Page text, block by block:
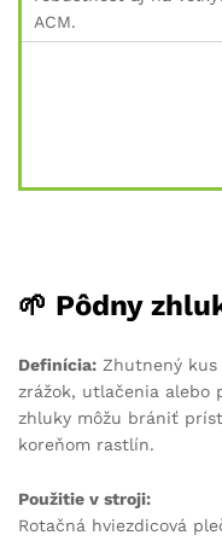
ACM.
🌱 Pôdny
Definícia: Zhutnený kus
zrážok, utlačenia alebo
zhluky môžu brániť
koreňom rastlín.
Použitie v stroji:
Rotačná hviezdicová